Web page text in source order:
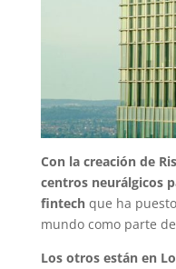
Con la creación de
centros neurálgicos
fintechque ha
mundo como parte
Los otros están en